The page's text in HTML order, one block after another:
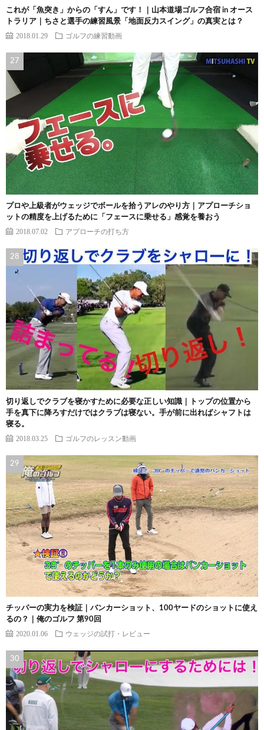
これが「魚突き」からの「すん」です！｜山本道場ゴルフ合宿 in オース
トラリア｜ちさと選手の練習風景「地面反力スイング」の真実とは？
2018.01.29 ゴルフの練習動画
プロや上級者がウェッジでボールを拾うアレのやり方｜アプローチショ
ットの精度を上げるために「フェースに乗せる」感覚を養おう
2018.07.02 アプローチの打ち方
切り返しでクラブを寝かすために必要な正しい知識｜トップの位置から
手を真下に降ろすだけではクラブは寝ない。手が前に出ればシャフトは
寝る。
2018.03.25 ゴルフのレッスン動画
チッパーの実力を検証｜バンカーショット、100ヤードのショットに使え
るの？｜俺のゴルフ 第90回
2020.01.06 ウェッジの試打・レビュー